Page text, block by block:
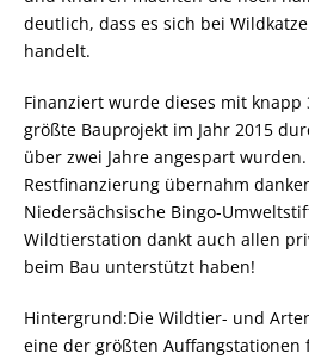
deutlich, dass es sich bei
handelt.
Finanziert wurde dieses mit knapp
größte Bauprojekt im Jahr 2015
über zwei Jahre angespart
Restfinanzierung übernahm
Niedersächsische Bingo-
Wildtierstation dankt auch allen
beim Bau unterstützt haben!
Hintergrund:Die Wildtier- und
eine der größten Auffangstationen